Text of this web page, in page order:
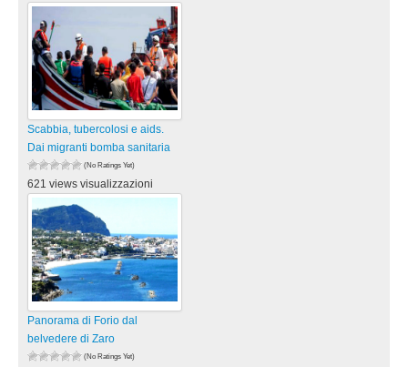
Scabbia, tubercolosi e aids.
Dai migranti bomba sanitaria
(No Ratings Yet)
621 views visualizzazioni
Panorama di Forio dal
belvedere di Zaro
(No Ratings Yet)